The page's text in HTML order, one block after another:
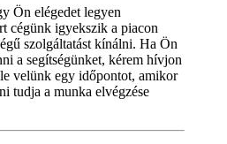
Ön elégedet legyen
cégünk igyekszik a piacon
szolgáltatást kínálni. Ha Ön
a segítségünket, kérem hívjon
velünk egy időpontot, amikor
tudja a munka elvégzése